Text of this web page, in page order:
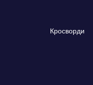
Кросворди